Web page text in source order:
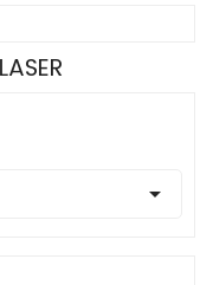
